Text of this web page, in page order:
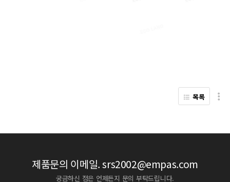
목록
제품문의 이메일.srs2002@empas.com
궁금하신 점은 언제든지 문의 부탁드립니다.